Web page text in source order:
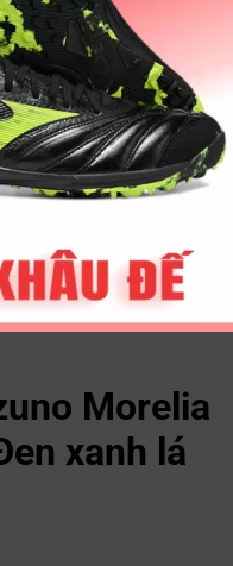
Morelia
xanh lá